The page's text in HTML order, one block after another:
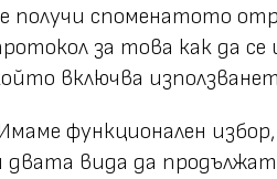
получи споменатото
за това как да
включва
функционален
двата вида да